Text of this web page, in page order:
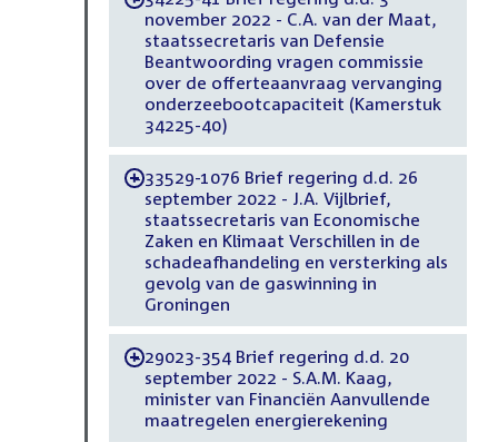
november 2022 - C.A. van der Maat,
staatssecretaris van Defensie
Beantwoording vragen commissie
over de offerteaanvraag vervanging
onderzeebootcapaciteit (Kamerstuk
34225-40)
-33529-1076 Brief regering d.d. 26
september 2022 - J.A. Vijlbrief,
staatssecretaris van Economische
Zaken en Klimaat Verschillen in de
schadeafhandeling en versterking als
gevolg van de gaswinning in
Groningen
-29023-354 Brief regering d.d. 20
september 2022 - S.A.M. Kaag,
minister van Financiën Aanvullende
maatregelen energierekening